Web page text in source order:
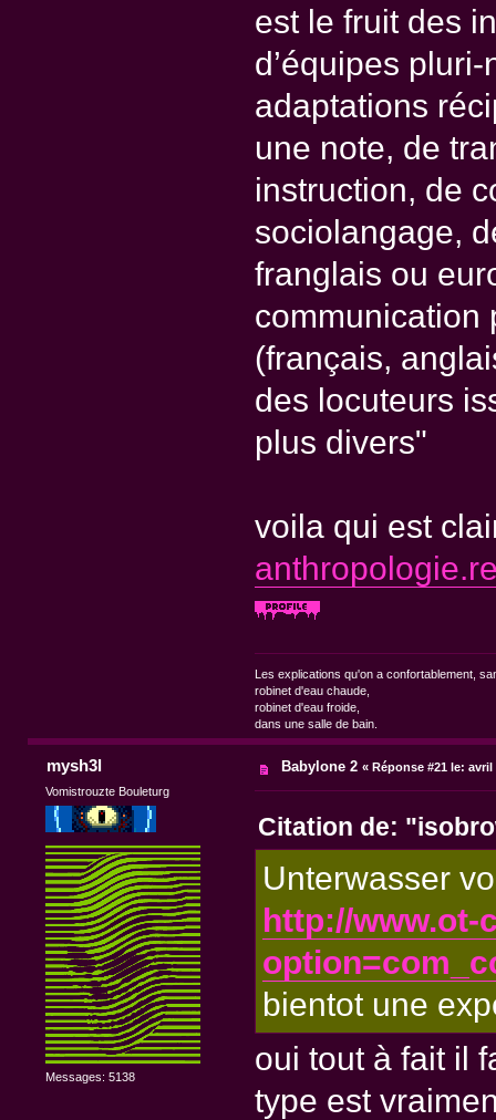
est le fruit des
d’équipes
adaptations
une note, de
instruction, de
sociolangage,
franglais ou
communication
(français,
des locuteurs
plus divers"
voila qui est
Les explications qu'on a confortablement,
robinet d'eau chaude,
robinet d'eau froide,
dans une salle de bain.
mysh3l
Vomistrouzte Bouleturg
Messages: 5138
Babylone 2 « Réponse #21 le: avril
Citation de:
Unterwasser
http://www.ot-
bientot une
oui tout à fait il
type est